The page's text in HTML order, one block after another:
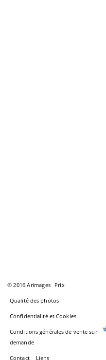
© 2016 Arimages Prix
Qualité des photos
Confidentialité et Cookies
Conditions générales de vente sur
demande
Contact Liens